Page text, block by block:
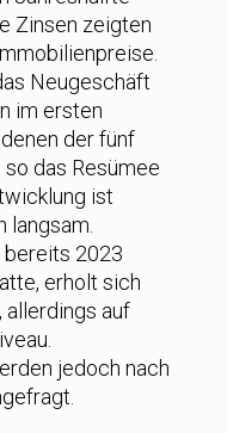
Zinsen zeigten
Neugeschäft
im ersten
der fünf
das Resümee
ist
bereits 2023
erholt sich
allerdings auf
jedoch nach